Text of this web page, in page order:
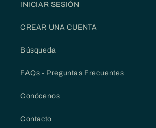
INICIAR SESIÓN
CREAR UNA CUENTA
Búsqueda
FAQs - Preguntas Frecuentes
Conócenos
Contacto